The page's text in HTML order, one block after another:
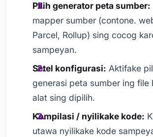
Pilih generator peta sumber:
mapper sumber (contone.
Parcel, Rollup) sing cocog
sampeyan.
Setel konfigurasi: Aktifake
generasi peta sumber ing file
alat sing dipilih.
Kompilasi / nyilikake kode:
utawa nyilikake kode